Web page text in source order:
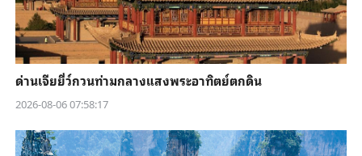
ด่านเจียยี่ว์กวนท่ามกลางแสงพระอาทิตย์ตกดิน
2026-08-06 07:58:17